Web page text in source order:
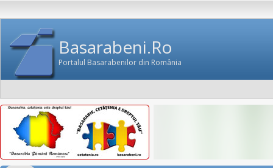
Basarabeni.Ro
Portalul Basarabenilor din România